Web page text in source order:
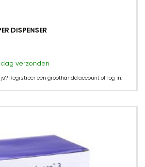
DISPENSER
verzonden
Registreer een groothandelaccount of log in.